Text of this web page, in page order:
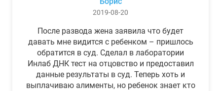
2019-08-20
После развода жена заявила что будет
давать мне видится с ребенком – пришлось
обратится в суд. Сделал в лаборатории
Инлаб ДНК тест на отцовство и предоставил
данные результаты в суд. Теперь хоть и
выплачиваю алименты, но ребенок знает кто